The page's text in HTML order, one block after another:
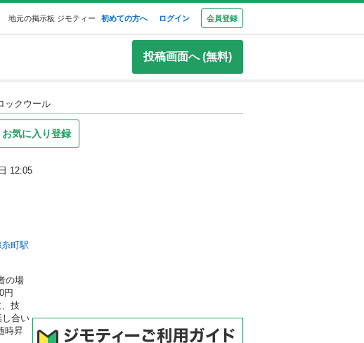
地元の掲示板 ジモティー 初めての方へ ログイン 会員登録
投稿画面へ (無料)
クウール
お気に入り登録
12:05
町駅
の場
円
技
し合い
時昇